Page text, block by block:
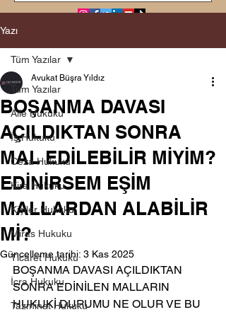
Yazı
Tüm Yazılar
Aile Hukuku
İş Hukuku
Ceza Hukuku
Kira Hukuku
Kişiler Hukuku
Miras Hukuku
Ticaret Hukuku
İcra Hukuku
Tazminat Hukuku
Tüm Yazılar
BOŞANMA DAVASI
AÇILDIKTAN SONRA
MAL EDİLEBİLİR MİYİM?
EDİNİRSEM EŞİM
MALLARDAN ALABİLİR
Mİ?
Avukat Büşra Yıldız
Güncelleme tarihi: 3 Kas 2025
BOŞANMA DAVASI AÇILDIKTAN
SONRA EDİNİLEN MALLARIN
HUKUKİ DURUMU NE OLUR VE BU